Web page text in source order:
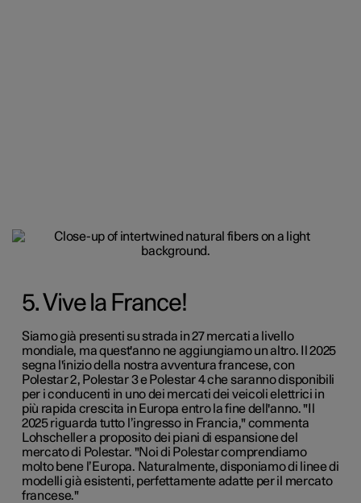
5. Vive la France!
Siamo già presenti su strada in 27 mercati a livello
mondiale, ma quest'anno ne aggiungiamo un altro. Il 2025
segna l'inizio della nostra avventura francese, con
Polestar 2, Polestar 3 e Polestar 4 che saranno disponibili
per i conducenti in uno dei mercati dei veicoli elettrici in
più rapida crescita in Europa entro la fine dell'anno. "Il
2025 riguarda tutto l’ingresso in Francia," commenta
Lohscheller a proposito dei piani di espansione del
mercato di Polestar. "Noi di Polestar comprendiamo
molto bene l’Europa. Naturalmente, disponiamo di linee di
modelli già esistenti, perfettamente adatte per il mercato
francese."